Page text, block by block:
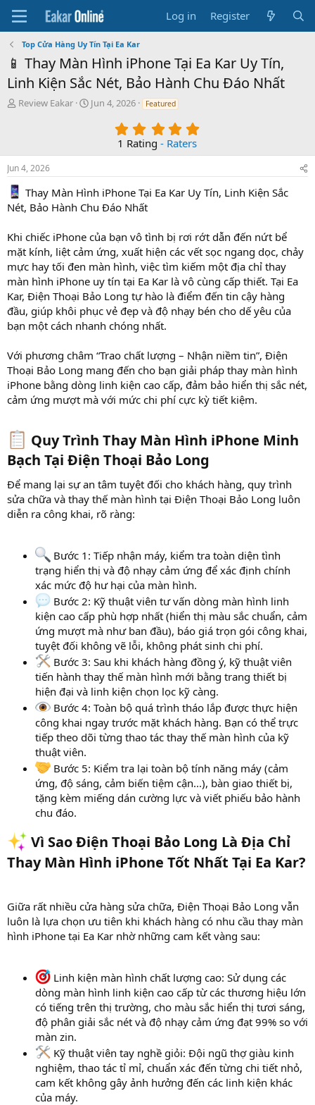
Log in Register
Top Cửa Hàng Uy Tín Tại Ea Kar
📱 Thay Màn Hình iPhone Tại Ea Kar Uy Tín,
Linh Kiện Sắc Nét, Bảo Hành Chu Đáo Nhất
T
a
d
s
t
a
e
r
Review Eakar
S
t
a
t
e
Jun 4, 2026 Featured
0
s
t
(
s
)
1 Rating- Raters
Jun 4, 2026
Thay Màn Hình iPhone Tại Ea Kar Uy Tín, Linh Kiện Sắc
Nét, Bảo Hành Chu Đáo Nhất
Khi chiếc iPhone của bạn vô tình bị rơi rớt dẫn đến nứt bể
mặt kính, liệt cảm ứng, xuất hiện các vết sọc ngang dọc, chảy
mực hay tối đen màn hình, việc tìm kiếm một địa chỉ thay
màn hình iPhone uy tín tại Ea Kar là vô cùng cấp thiết. Tại Ea
Kar, Điện Thoại Bảo Long tự hào là điểm đến tin cậy hàng
đầu, giúp khôi phục vẻ đẹp và độ nhạy bén cho dế yêu của
bạn một cách nhanh chóng nhất.
Với phương châm “Trao chất lượng – Nhận niềm tin”, Điện
Thoại Bảo Long mang đến cho bạn giải pháp thay màn hình
iPhone bằng dòng linh kiện cao cấp, đảm bảo hiển thị sắc nét,
cảm ứng mượt mà với mức chi phí cực kỳ tiết kiệm.
Quy Trình Thay Màn Hình iPhone Minh
Bạch Tại Điện Thoại Bảo Long​
Để mang lại sự an tâm tuyệt đối cho khách hàng, quy trình
sửa chữa và thay thế màn hình tại Điện Thoại Bảo Long luôn
diễn ra công khai, rõ ràng:
Bước 1: Tiếp nhận máy, kiểm tra toàn diện tình
trạng hiển thị và độ nhạy cảm ứng để xác định chính
xác mức độ hư hại của màn hình.
Bước 2: Kỹ thuật viên tư vấn dòng màn hình linh
kiện cao cấp phù hợp nhất (hiển thị màu sắc chuẩn, cảm
ứng mượt mà như ban đầu), báo giá trọn gói công khai,
tuyệt đối không vẽ lỗi, không phát sinh chi phí.
Bước 3: Sau khi khách hàng đồng ý, kỹ thuật viên
tiến hành thay thế màn hình mới bằng trang thiết bị
hiện đại và linh kiện chọn lọc kỹ càng.
Bước 4: Toàn bộ quá trình tháo lắp được thực hiện
công khai ngay trước mặt khách hàng. Bạn có thể trực
tiếp theo dõi từng thao tác thay thế màn hình của kỹ
thuật viên.
Bước 5: Kiểm tra lại toàn bộ tính năng máy (cảm
ứng, độ sáng, cảm biến tiệm cận...), bàn giao thiết bị,
tặng kèm miếng dán cường lực và viết phiếu bảo hành
chu đáo.
Vì Sao Điện Thoại Bảo Long Là Địa Chỉ
Thay Màn Hình iPhone Tốt Nhất Tại Ea Kar?​
Giữa rất nhiều cửa hàng sửa chữa, Điện Thoại Bảo Long vẫn
luôn là lựa chọn ưu tiên khi khách hàng có nhu cầu thay màn
hình iPhone tại Ea Kar nhờ những cam kết vàng sau:
Linh kiện màn hình chất lượng cao: Sử dụng các
dòng màn hình linh kiện cao cấp từ các thương hiệu lớn
có tiếng trên thị trường, cho màu sắc hiển thị tươi sáng,
độ phân giải sắc nét và độ nhạy cảm ứng đạt 99% so với
màn zin.
Kỹ thuật viên tay nghề giỏi: Đội ngũ thợ giàu kinh
nghiệm, thao tác tỉ mỉ, chuẩn xác đến từng chi tiết nhỏ,
cam kết không gây ảnh hưởng đến các linh kiện khác
của máy.